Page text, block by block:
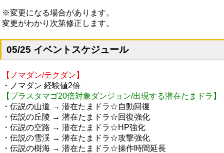
※変更になる場合があります。
変更がわかり次第修正します。
05/25 イベントスケジュール
【ノマダン/テクダン】
・ノマダン 経験値2倍
【プラスタマゴ20倍対象ダンジョン/出現する潜在たまドラ】
・伝説の山道 → 潜在たまドラ☆自動回復
・伝説の丘陵 → 潜在たまドラ☆回復強化
・伝説の空路 → 潜在たまドラ☆HP強化
・伝説の雪渓 → 潜在たまドラ☆攻撃強化
・伝説の樹海 → 潜在たまドラ☆操作時間延長